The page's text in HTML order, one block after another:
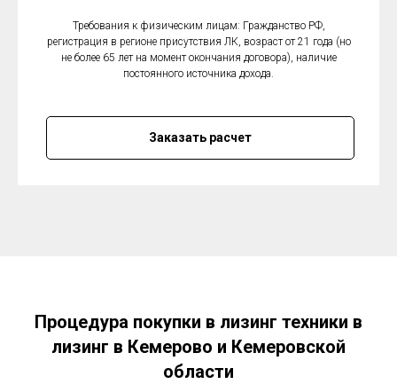
Требования к физическим лицам: Гражданство РФ,
регистрация в регионе присутствия ЛК, возраст от 21 года (но
не более 65 лет на момент окончания договора), наличие
постоянного источника дохода.
Заказать расчет
Процедура покупки в лизинг техники в
лизинг в Кемерово и Кемеровской
области